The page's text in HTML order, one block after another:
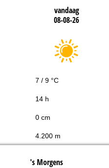
vandaag
08-08-26
7 / 9 °C
14 h
0 cm
4.200 m
's Morgens